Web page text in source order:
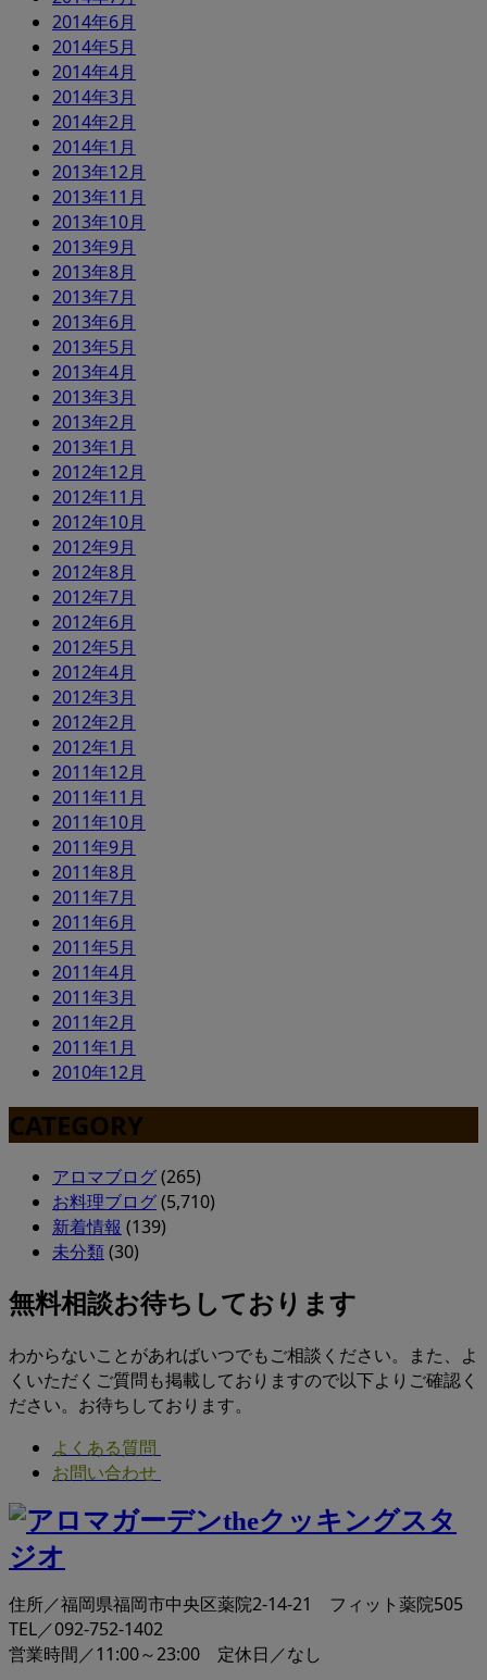
2014年6月
2014年5月
2014年4月
2014年3月
2014年2月
2014年1月
2013年12月
2013年11月
2013年10月
2013年9月
2013年8月
2013年7月
2013年6月
2013年5月
2013年4月
2013年3月
2013年2月
2013年1月
2012年12月
2012年11月
2012年10月
2012年9月
2012年8月
2012年7月
2012年6月
2012年5月
2012年4月
2012年3月
2012年2月
2012年1月
2011年12月
2011年11月
2011年10月
2011年9月
2011年8月
2011年7月
2011年6月
2011年5月
2011年4月
2011年3月
2011年2月
2011年1月
2010年12月
CATEGORY
アロマブログ(265)
お料理ブログ(5,710)
新着情報 (139)
未分類(30)
無料相談お待ちしております
わからないことがあればいつでもご相談ください。また、よ
くいただくご質問も掲載しておりますので以下よりご確認く
ださい。お待ちしております。
よくある質問
お問い合わせ
住所／福岡県福岡市中央区薬院2-14-21 フィット薬院505
TEL／092-752-1402
営業時間／11:00～23:00 定休日／なし